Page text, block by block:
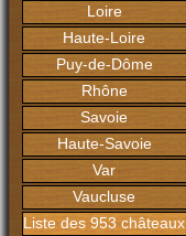
Loire
Haute-Loire
Puy-de-Dôme
Rhône
Savoie
Haute-Savoie
Var
Vaucluse
Liste des 953 châteaux